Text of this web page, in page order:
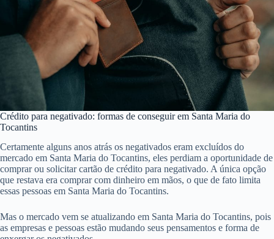
Crédito para negativado: formas de conseguir em Santa Maria do
Tocantins
Certamente alguns anos atrás os negativados eram excluídos do
mercado em Santa Maria do Tocantins, eles perdiam a oportunidade de
comprar ou solicitar cartão de crédito para negativado. A única opção
que restava era comprar com dinheiro em mãos, o que de fato limita
essas pessoas em Santa Maria do Tocantins.
Mas o mercado vem se atualizando em Santa Maria do Tocantins, pois
as empresas e pessoas estão mudando seus pensamentos e forma de